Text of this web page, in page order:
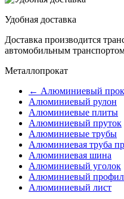
Удобная доставка
Доставка производится
автомобильным
Металлопрокат
← Алюминиевый
Алюминиевый рулон
Алюминиевые плиты
Алюминиевый пруток
Алюминиевые трубы
Алюминиевая труба
Алюминиевая шина
Алюминиевый уголок
Алюминиевый
Алюминиевый лист